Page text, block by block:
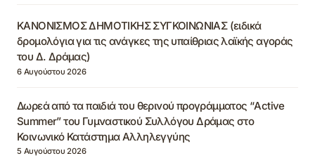
ΚΑΝΟΝΙΣΜΟΣ ΔΗΜΟΤΙΚΗΣ ΣΥΓΚΟΙΝΩΝΙΑΣ (ειδικά
δρομολόγια για τις ανάγκες της υπαίθριας λαϊκής αγοράς
του Δ. Δράμας)
6 Αυγούστου 2026
Δωρεά από τα παιδιά του θερινού προγράμματος “Active
Summer” του Γυμναστικού Συλλόγου Δράμας στο
Κοινωνικό Κατάστημα Αλληλεγγύης
5 Αυγούστου 2026